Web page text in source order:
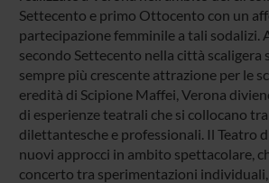
Settecento e primo Ottocento con un
partecipazione femminile a tali sodalizi.
secondo Settecento nella città scaligera
sempre più crescente attrazione per le
eredità di Scipione Maffei, Verona
di esperienze teatrali che si collocano
dilettantesche e professionali. Il Teatro
nuovi approcci in ambito spettacolare,
concerto tra sperimentazioni